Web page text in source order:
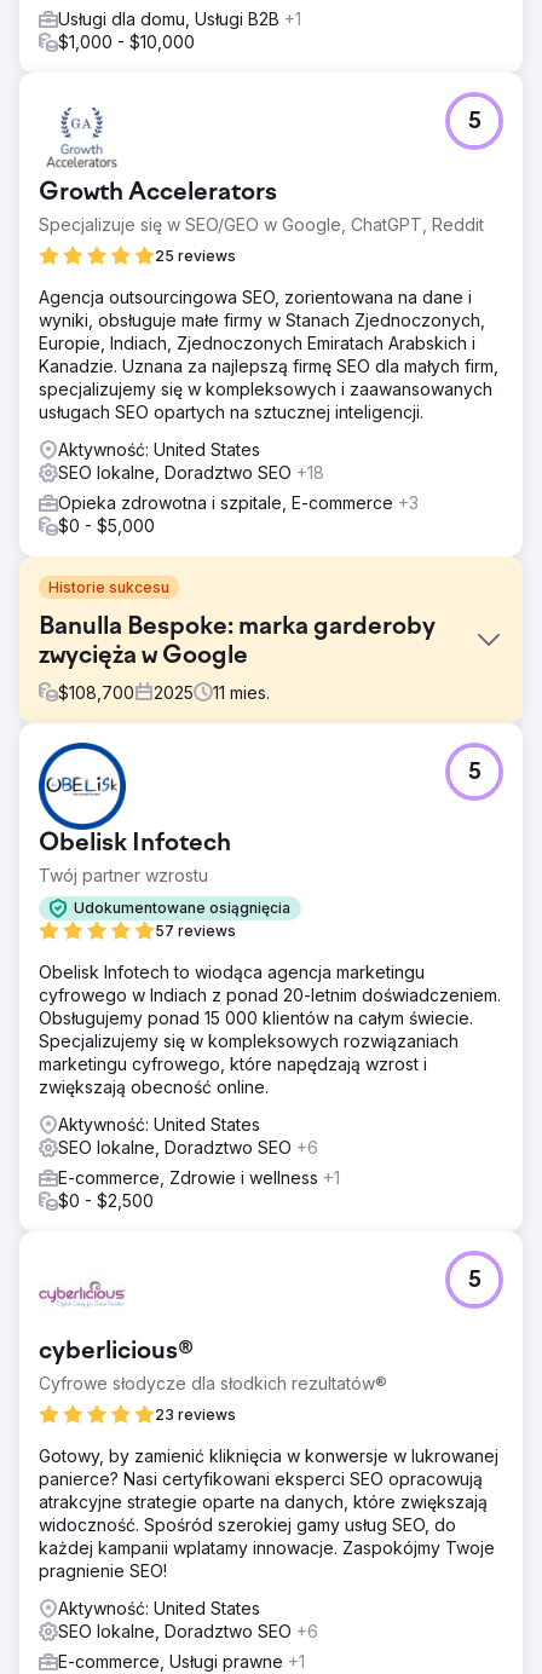
Usługi dla domu, Usługi B2B +1
$1,000 - $10,000
Growth Accelerators
Specjalizuje się w SEO/GEO w Google, ChatGPT, Reddit
25 reviews
5
Agencja outsourcingowa SEO, zorientowana na dane i
wyniki, obsługuje małe firmy w Stanach Zjednoczonych,
Europie, Indiach, Zjednoczonych Emiratach Arabskich i
Kanadzie. Uznana za najlepszą firmę SEO dla małych firm,
specjalizujemy się w kompleksowych i zaawansowanych
usługach SEO opartych na sztucznej inteligencji.
Aktywność: United States
SEO lokalne, Doradztwo SEO +18
Opieka zdrowotna i szpitale, E-commerce +3
$0 - $5,000
Historie sukcesu
Banulla Bespoke: marka garderoby
zwycięża w Google
$108,700 2025 11 mies.
Problem
Firma Banulla Bespoke potrzebowała obecności online na
rynku, o którego istnieniu większość klientów nawet nie
wiedziała. Konkurując z dużymi sprzedawcami
detalicznymi i tradycyjnymi stolarzami, firma musiała
edukować klientów w zakresie personalizacji mebli IKEA
PAX, zdobyć zaufanie klientów, którzy zainwestowali w
duży dom, oraz zająć wysoką pozycję w lokalnych
rankingach w Chester i Londynie.
Rozwiązanie
Firma Apptage stworzyła witrynę, która ma na celu
umożliwienie klientom spotkania się na każdym etapie.
Szczegółowe strony z usługami, wizualna galeria
projektów i edukacyjne treści blogowe odpowiadały na
często zadawane pytania. Lokalne SEO ukierunkowane
było na Chester i Londyn, z długimi słowami kluczowymi,
znacznikami danych strukturalnych i projektem
zorientowanym na urządzenia mobilne, stworzonym z
myślą o szybko ładujących się galeriach i rezerwacjach
na miejscu.
Wzrost z zera do 4200 organicznych użytkowników
miesięcznie w ciągu 9 miesięcy. Dzienna liczba
wyświetleń osiągnęła 12 400. Pozycjonowanie dla ponad
pozycjach. Średni współczynnik klikalności (CTR) na
poziomie 4,7%. Średnia pozycja wzrosła do 8,3.
Widoczność w wyszukiwarce: 62%. Na najwyższych
pozycjach znalazły się „szafy IKEA PAX Chester na
zamówienie” (pozycja 3) i „drzwi do szafy PAX na
zamówienie” (pozycja 1). Ruch mobilny: 64%.
Współczynnik konwersji: 3,2%. Organiczne leady:
47/miesiąc (73% wszystkich zapytań). Koszt pozyskania
klienta o 81% niższy niż w przypadku reklam płatnych.
Przejdź do strony agencji
Obelisk Infotech
Twój partner wzrostu
Udokumentowane osiągnięcia
57 reviews
5
Obelisk Infotech to wiodąca agencja marketingu
cyfrowego w Indiach z ponad 20-letnim doświadczeniem.
Obsługujemy ponad 15 000 klientów na całym świecie.
Specjalizujemy się w kompleksowych rozwiązaniach
marketingu cyfrowego, które napędzają wzrost i
zwiększają obecność online.
Aktywność: United States
SEO lokalne, Doradztwo SEO +6
E-commerce, Zdrowie i wellness +1
$0 - $2,500
cyberlicious®
Cyfrowe słodycze dla słodkich rezultatów®
23 reviews
5
Gotowy, by zamienić kliknięcia w konwersje w lukrowanej
panierce? Nasi certyfikowani eksperci SEO opracowują
atrakcyjne strategie oparte na danych, które zwiększają
widoczność. Spośród szerokiej gamy usług SEO, do
każdej kampanii wplatamy innowacje. Zaspokójmy Twoje
pragnienie SEO!
Aktywność: United States
SEO lokalne, Doradztwo SEO +6
E-commerce, Usługi prawne +1